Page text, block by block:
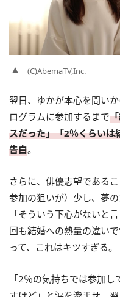
(C)AbemaTV,Inc.
翌日、ゆかが本心を問い
ログラムに参加するまで
スだった」「2％くらいは
告白。
さらに、俳優志望である
参加の狙いが）少し、夢
「そういう下心がないと
回も結婚への熱量の違い
って、これはキツすぎる。
「2％の気持ちでは参加